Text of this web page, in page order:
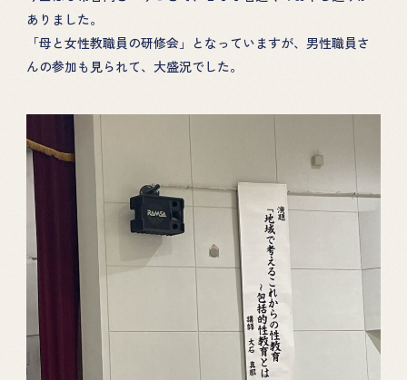
ありました。
「母と女性教職員の研修会」となっていますが、男性職員さ
んの参加も見られて、大盛況でした。